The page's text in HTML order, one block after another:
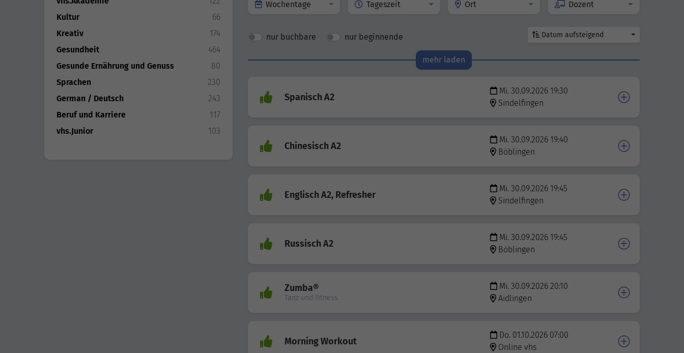
Kultur
66
Kreativ
174
Gesundheit
464
Gesunde Ernährung und Genuss
80
Sprachen
230
German / Deutsch
243
Beruf und Karriere
117
vhs.Junior
103
Wochentage Tageszeit Ort Dozent
nur buchbare nur beginnende Datum aufsteigend
mehr laden
Spanisch A2
Mi. 30.09.2026 19:30
Sindelfingen
Chinesisch A2
Mi. 30.09.2026 19:40
Böblingen
Englisch A2, Refresher
Mi. 30.09.2026 19:45
Sindelfingen
Russisch A2
Mi. 30.09.2026 19:45
Böblingen
Zumba®
Tanz und Fitness
Mi. 30.09.2026 20:10
Aidlingen
Morning Workout
Do. 01.10.2026 07:00
Online vhs